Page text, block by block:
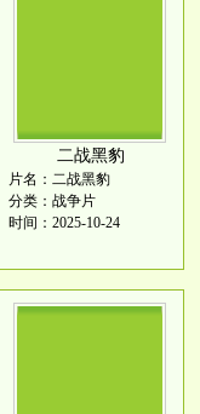
二战黑豹
片名：二战黑豹
分类：战争片
时间：2025-10-24